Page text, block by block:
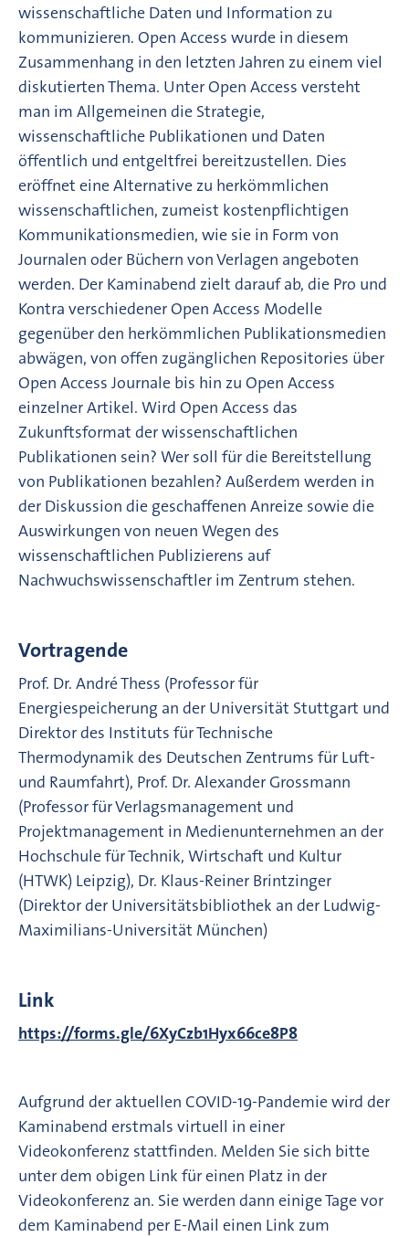
wissenschaftliche Daten und Information zu
kommunizieren. Open Access wurde in diesem
Zusammenhang in den letzten Jahren zu einem viel
diskutierten Thema. Unter Open Access versteht
man im Allgemeinen die Strategie,
wissenschaftliche Publikationen und Daten
öffentlich und entgeltfrei bereitzustellen. Dies
eröffnet eine Alternative zu herkömmlichen
wissenschaftlichen, zumeist kostenpflichtigen
Kommunikationsmedien, wie sie in Form von
Journalen oder Büchern von Verlagen angeboten
werden. Der Kaminabend zielt darauf ab, die Pro und
Kontra verschiedener Open Access Modelle
gegenüber den herkömmlichen Publikationsmedien
abwägen, von offen zugänglichen Repositories über
Open Access Journale bis hin zu Open Access
einzelner Artikel. Wird Open Access das
Zukunftsformat der wissenschaftlichen
Publikationen sein? Wer soll für die Bereitstellung
von Publikationen bezahlen? Außerdem werden in
der Diskussion die geschaffenen Anreize sowie die
Auswirkungen von neuen Wegen des
wissenschaftlichen Publizierens auf
Nachwuchswissenschaftler im Zentrum stehen.
Vortragende
Prof. Dr. André Thess (Professor für
Energiespeicherung an der Universität Stuttgart und
Direktor des Instituts für Technische
Thermodynamik des Deutschen Zentrums für Luft-
und Raumfahrt), Prof. Dr. Alexander Grossmann
(Professor für Verlagsmanagement und
Projektmanagement in Medienunternehmen an der
Hochschule für Technik, Wirtschaft und Kultur
(HTWK) Leipzig), Dr. Klaus-Reiner Brintzinger
(Direktor der Universitätsbibliothek an der Ludwig-
Maximilians-Universität München)
Link
https://forms.gle/6XyCzb1Hyx66ce8P8
Aufgrund der aktuellen COVID-19-Pandemie wird der
Kaminabend erstmals virtuell in einer
Videokonferenz stattfinden. Melden Sie sich bitte
unter dem obigen Link für einen Platz in der
Videokonferenz an. Sie werden dann einige Tage vor
dem Kaminabend per E-Mail einen Link zum